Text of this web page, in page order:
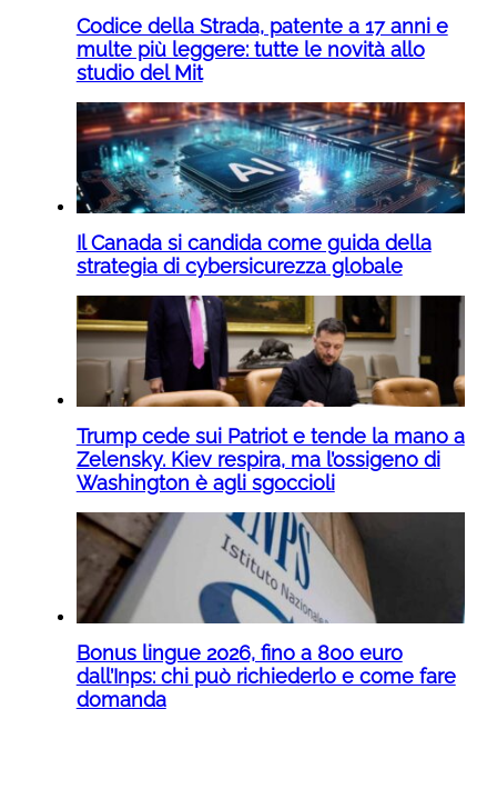
Codice della Strada, patente a 17 anni e
multe più leggere: tutte le novità allo
studio del Mit
Il Canada si candida come guida della
strategia di cybersicurezza globale
Trump cede sui Patriot e tende la mano a
Zelensky. Kiev respira, ma l’ossigeno di
Washington è agli sgoccioli
Bonus lingue 2026, fino a 800 euro
dall’Inps: chi può richiederlo e come fare
domanda